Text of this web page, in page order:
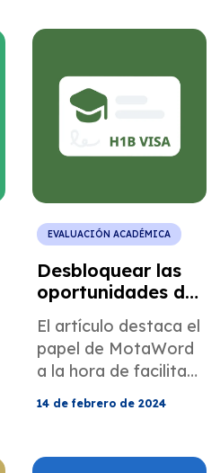
EVALUACIÓN ACADÉMICA
Desbloquear las
oportunidades de
visa H1B: el papel
vital de las
evaluaciones
académicas
El artículo destaca el
papel de MotaWord
a la hora de facilitar
la elegibilidad para la
académicas,
14 de febrero de 2024